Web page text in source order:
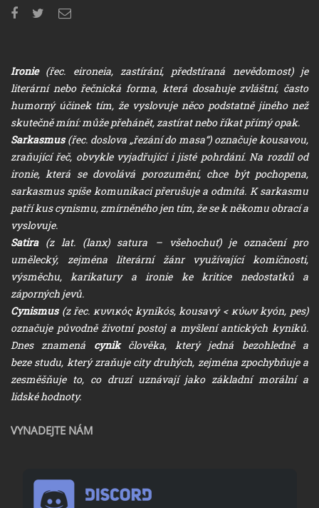
Ironie(řec. eironeia, zastírání, předstíraná nevědomost) je
literární nebo řečnická forma, která dosahuje zvláštní, často
humorný účinek tím, že vyslovuje něco podstatně jiného než
skutečně míní: může přehánět, zastírat nebo říkat přímý opak.
Sarkasmus(řec. doslova „řezání do masa“) označuje kousavou,
zraňující řeč, obvykle vyjadřující i jisté pohrdání. Na rozdíl od
ironie, která se dovolává porozumění, chce být pochopena,
sarkasmus spíše komunikaci přerušuje a odmítá. K sarkasmu
patří kus cynismu, zmírněného jen tím, že se k někomu obrací a
vyslovuje.
Satira(z lat. (lanx) satura – všehochuť) je označení pro
umělecký, zejména literární žánr využívající komičnosti,
výsměchu, karikatury a ironie ke kritice nedostatků a
záporných jevů.
Cynismus (z řec. κυνικός kynikós, kousavý < κύων kyón, pes)
označuje původně životní postoj a myšlení antických kyniků.
Dnes znamená cynikčlověka, který jedná bezohledně a
beze studu, který zraňuje city druhých, zejména zpochybňuje a
zesměšňuje to, co druzí uznávají jako základní morální a
lidské hodnoty.
VYNADEJTE NÁM